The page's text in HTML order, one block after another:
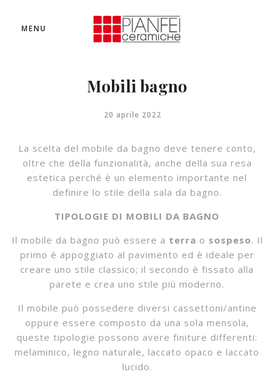
MENU
Mobili bagno
20 aprile 2022
La scelta del mobile da bagno deve tenere conto,
oltre che della funzionalità, anche della sua resa
estetica perché è un elemento importante nel
definire lo stile della sala da bagno.
TIPOLOGIE DI MOBILI DA BAGNO
Il mobile da bagno può essere a terra o sospeso. Il
primo è appoggiato al pavimento ed è ideale per
creare uno stile classico; il secondo è fissato alla
parete e crea uno stile più moderno.
Il mobile può possedere diversi cassettoni/antine
oppure essere composto da una sola mensola,
queste tipologie possono avere finiture differenti:
melaminico, legno naturale, laccato opaco e laccato
lucido.